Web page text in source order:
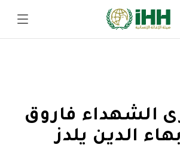
الشهداء فاروق
الدين يلدز